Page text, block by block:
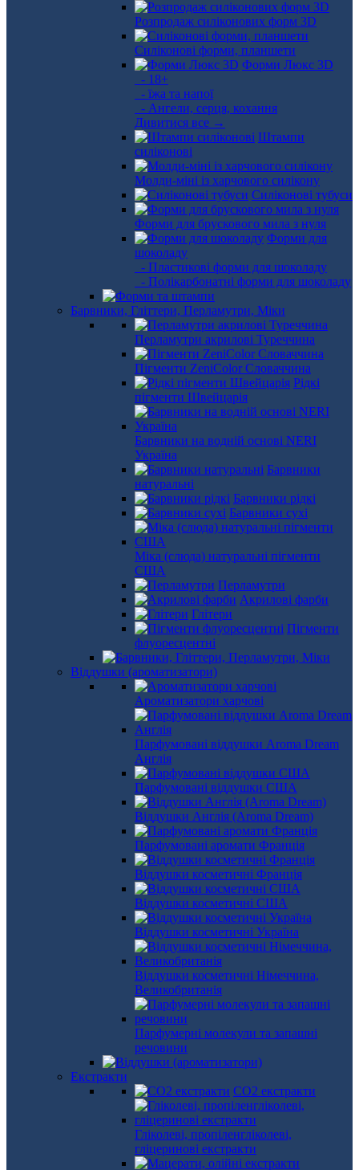
Розпродаж силіконових форм 3D
Силіконові форми, планшети
Форми Люкс 3D
- 18+
- їжа та напої
- Ангели, серця, кохання
Дивитися все →
Штампи
силіконові
Молди-міні із харчового силікону
Силіконові тубуси
Форми для брускового мила з нуля
Форми для
шоколаду
- Пластикові форми для шоколаду
- Полікарбонатні форми для шоколаду
Барвники, Гліттери, Перламутри, Міки
Перламутри акрилові Туреччина
Пігменти ZeniColor Словаччина
Рідкі
пігменти Швейцарія
Барвники на водній основі NERI
Україна
Барвники
натуральні
Барвники рідкі
Барвники сухі
Міка (слюда) натуральні пігменти
США
Перламутри
Акрилові фарби
Глітери
Пігменти
флуоресцентні
Віддушки (ароматизатори)
Ароматизатори харчові
Парфумовані віддушки Aroma Dream
Англія
Парфумовані віддушки США
Віддушки Англія (Aroma Dream)
Парфумовані аромати Франція
Віддушки косметичні Франція
Віддушки косметичні США
Віддушки косметичні Україна
Віддушки косметичні Німеччина,
Великобританія
Парфумерні молекули та запашні
речовини
Екстракти
СО2 екстракти
Гліколеві, пропіленгліколеві,
гліцеринові екстракти